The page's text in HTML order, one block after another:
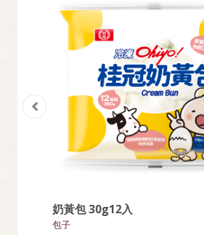
奶黃包 30g12入
包子